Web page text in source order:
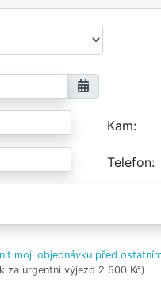
Kam
Telefon
moji objednávku před
za urgentní výjezd 2 500 Kč)